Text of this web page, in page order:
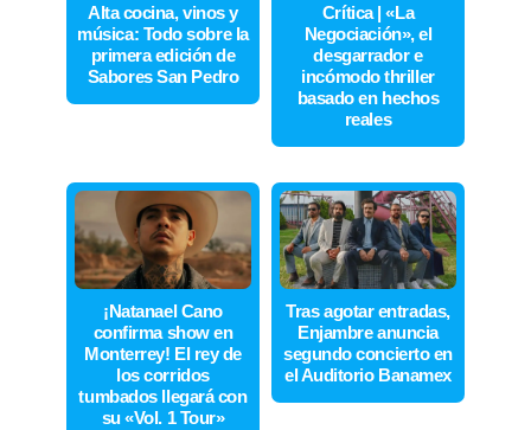
Alta cocina, vinos y
música: Todo sobre la
primera edición de
Sabores San Pedro
Crítica | «La
Negociación», el
desgarrador e
incómodo thriller
basado en hechos
reales
¡Natanael Cano
confirma show en
Monterrey! El rey de
los corridos
tumbados llegará con
su «Vol. 1 Tour»
Tras agotar entradas,
Enjambre anuncia
segundo concierto en
el Auditorio Banamex